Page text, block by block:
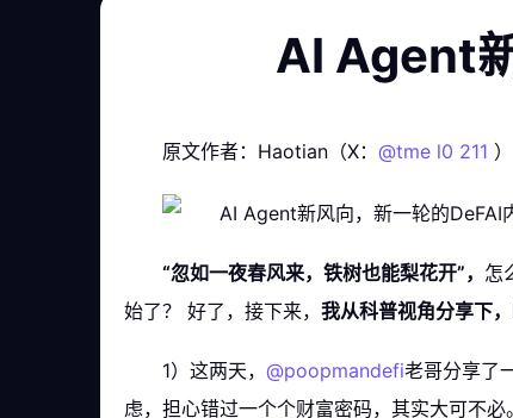
AI Agent
原文作者：Haotian（X： @tme l0 211 ）
“忽如一夜春风来，铁树也能梨花开”， 怎
始了？ 好了，接下来， 我从科普视角分享下
1）这两天， @poopmandefi老哥分享了
虑，担心错过一个个财富密码，其实大可不必